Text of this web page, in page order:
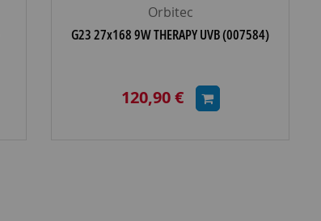
Orbitec
G23 27x168 9W THERAPY UVB (007584)
120,90 €